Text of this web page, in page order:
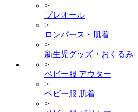
>
プレオール
>
ロンパース・肌着
>
新生児グッズ・おくるみ
>
ベビー服 アウター
>
ベビー服 肌着
>